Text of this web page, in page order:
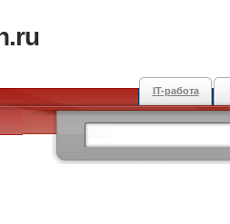
IT-работа